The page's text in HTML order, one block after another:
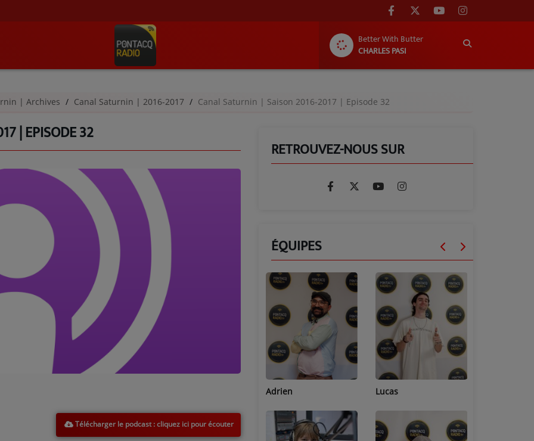
Better With Butter
CHARLES PASI
| Archives Canal Saturnin | 2016-2017 Canal Saturnin | Saison 2016-2017 | Episode 32
| EPISODE 32
Télécharger le podcast
RETROUVEZ-NOUS SUR
ÉQUIPES
Adrien Lucas